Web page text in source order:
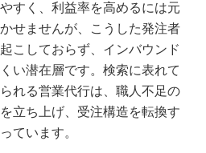
定性で絞り込む
する
界特性で使い分ける
行に関するよくある質問
とは何ですか？
すく、利益率を高めるには元
せませんが、こうした発注者
こしておらず、インバウンド
い潜在層です。検索に表れて
れる営業代行は、職人不足の
立ち上げ、受注構造を転換す
ています。